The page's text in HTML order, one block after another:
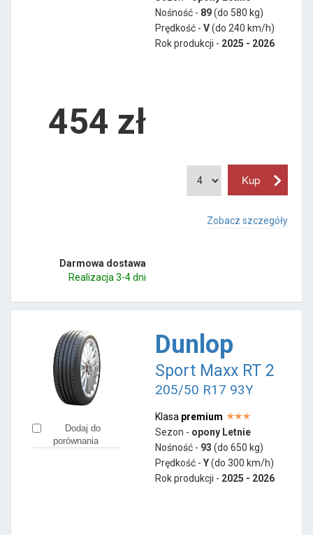
Nośność - 89(do 580 kg)
Prędkość - V(do 240 km/h)
Rok produkcji - 2025 - 2026
454 zł
Zobacz szczegóły
Darmowa dostawa
Realizacja 3-4 dni
Dodaj do
porównania
Dunlop
Sport Maxx RT 2
205/50 R17 93Y
Klasa premium
Sezon - opony Letnie
Nośność - 93 (do 650 kg)
Prędkość - Y(do 300 km/h)
Rok produkcji - 2025 - 2026